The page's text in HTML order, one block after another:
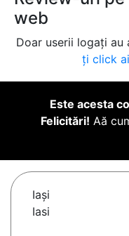
web
Doar userii logați au
ți click
Este acesta
Felicitări! Aă
Iaşi
Iasi